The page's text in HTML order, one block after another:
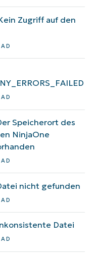
Zugriff auf den
Speicherort des
NinjaOne
nicht gefunden
Datei